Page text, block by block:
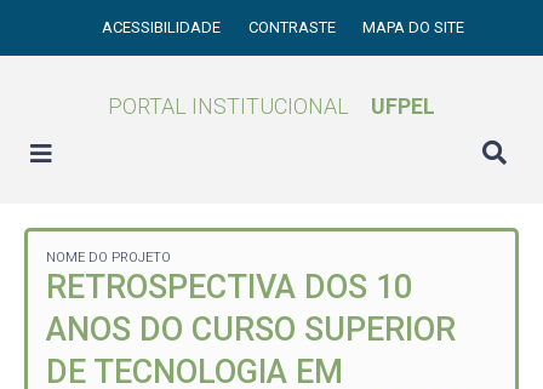
ACESSIBILIDADE CONTRASTE MAPA DO SITE
PORTAL INSTITUCIONAL UFPEL
NOME DO PROJETO
RETROSPECTIVA DOS 10
ANOS DO CURSO SUPERIOR
DE TECNOLOGIA EM